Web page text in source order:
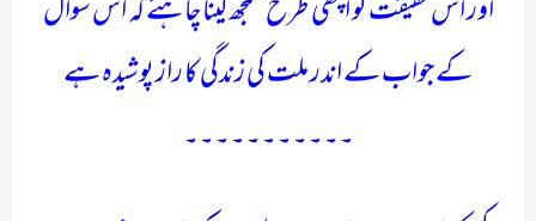
اور اس حقیقت کو اچھی طرح سمجھ لینا چاہئے کہ اس سوال
کے جواب کے اندر ملت کی زندگی کا راز پوشیدہ ہے
۔۔۔۔۔۔۔۔۔۔۔